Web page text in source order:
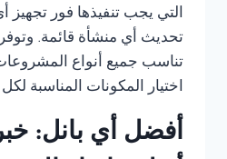
التي يجب تنفيذها فور تجهيز
تحديث أي منشأة قائمة. وتوفر
تناسب جميع أنواع
اختيار المكونات المناسبة
أفضل أي بانل: